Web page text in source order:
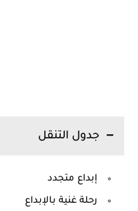
جدول التنقل
إبداع متجدد
رحلة غنية بالإبداع